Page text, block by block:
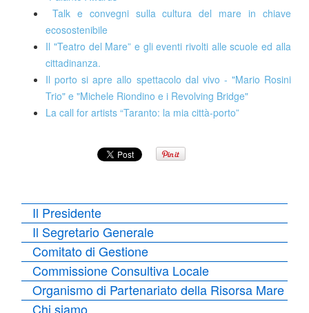
Talk e convegni sulla cultura del mare in chiave
ecosostenibile
Il "Teatro del Mare” e gli eventi rivolti alle scuole ed alla
cittadinanza.
Il porto si apre allo spettacolo dal vivo - "Mario Rosini
Trio" e "Michele Riondino e i Revolving Bridge"
La call for artists “Taranto: la mia città-porto”
Il Presidente
Il Segretario Generale
Comitato di Gestione
Commissione Consultiva Locale
Organismo di Partenariato della Risorsa Mare
Chi siamo